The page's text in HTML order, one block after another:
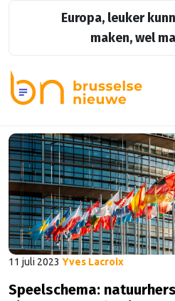
Europa, leuker
maken, wel
11 juli 2023 Yves Lacroix
Speelschema: